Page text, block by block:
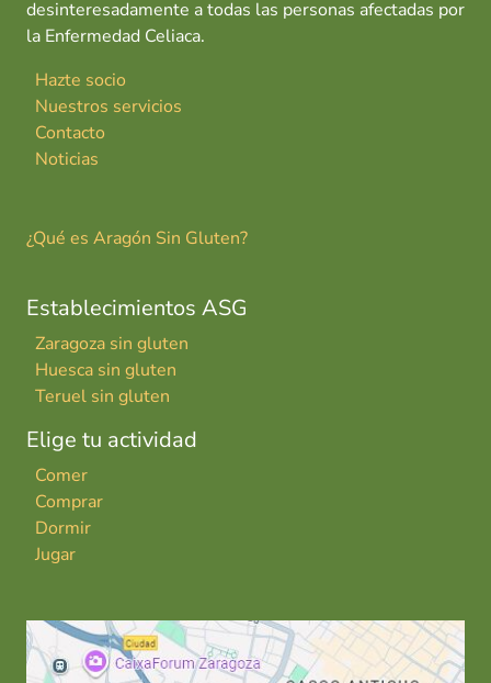
desinteresadamente a todas las personas afectadas por
la Enfermedad Celiaca.
Hazte socio
Nuestros servicios
Contacto
Noticias
¿Qué es Aragón Sin Gluten?
Establecimientos ASG
Zaragoza sin gluten
Huesca sin gluten
Teruel sin gluten
Elige tu actividad
Comer
Comprar
Dormir
Jugar